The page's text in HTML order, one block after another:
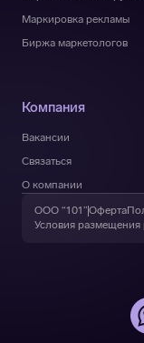
Маркировка рекламы
Биржа маркетологов
Компания
Вакансии
Связаться
О компании
ООО “101”Оферта
Условия размещения